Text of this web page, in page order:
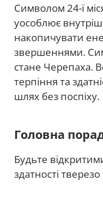
Символом 24-ї
уособлює
накопичувати
звершеннями.
стане Черепаха.
терпіння та
шлях без поспіху.
Головна
Будьте
здатності